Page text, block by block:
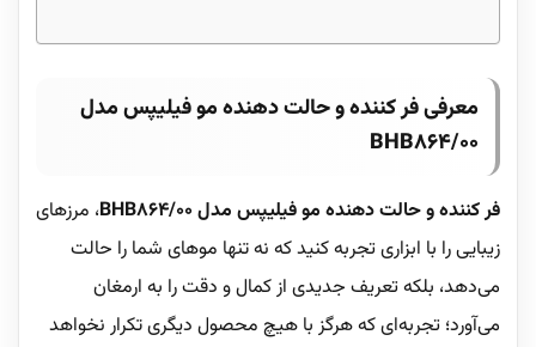
معرفی فر کننده و حالت دهنده مو فیلیپس مدل
BHB864/00
فر کننده و حالت دهنده مو فیلیپس مدل BHB864/00
، مرزهای
زیبایی را با ابزاری تجربه کنید که نه تنها موهای شما را حالت
می‌دهد، بلکه تعریف جدیدی از کمال و دقت را به ارمغان
می‌آورد؛ تجربه‌ای که هرگز با هیچ محصول دیگری تکرار نخواهد